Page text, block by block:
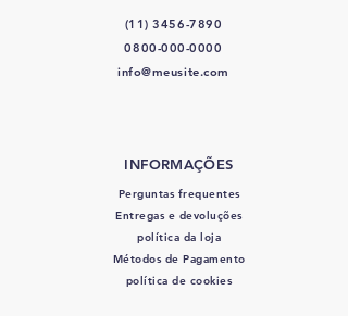
(11) 3456-7890
0800-000-0000
info@meusite.com
INFORMAÇÕES
Perguntas frequentes
Entregas e devoluções
política da loja
Métodos de Pagamento
política de cookies